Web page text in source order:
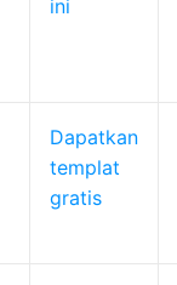
ini
Dapatkan
templat
gratis